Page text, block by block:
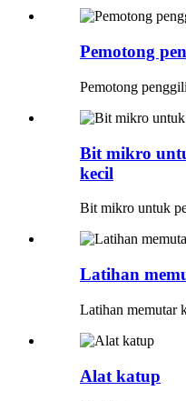
Pemotong
Pemotong
Bit mikro
kecil
Bit mikro untuk
Latihan
Latihan memutar
Alat katup